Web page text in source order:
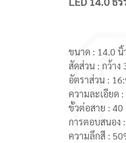
ขนาด : 14.0 นิ้
สัดส่วน : กว้าง
อัตราส่วน :
ความละเอียด
ขั้วต่อสาย : 40
การตอบสนอง
ความลึกสี :